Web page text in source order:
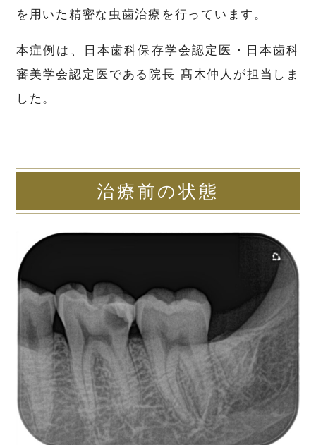
を用いた精密な虫歯治療を行っています。
本症例は、日本歯科保存学会認定医・日本歯科
審美学会認定医である院長 髙木仲人が担当しま
した。
治療前の状態